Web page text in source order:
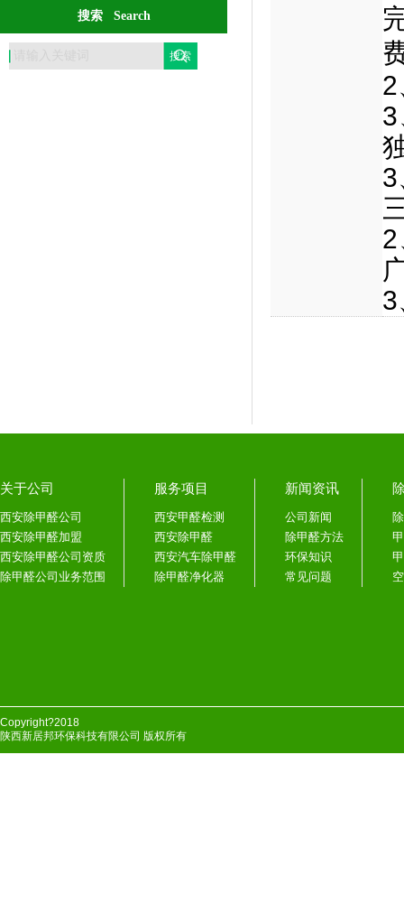
搜索 Search
2
3
3
关于公司
西安除甲醛公司
西安除甲醛加盟
西安除甲醛公司资质
除甲醛公司业务范围
服务项目
西安甲醛检测
西安除甲醛
西安汽车除甲醛
除甲醛净化器
新闻资讯
公司新闻
除甲醛方法
环保知识
常见问题
Copyright?2018
陕西新居邦环保科技有限公司 版权所有